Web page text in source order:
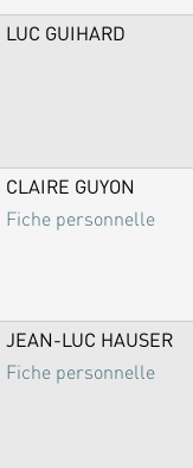
LUC GUIHARD
CLAIRE GUYON
Fiche personnelle
JEAN-LUC HAUSER
Fiche personnelle